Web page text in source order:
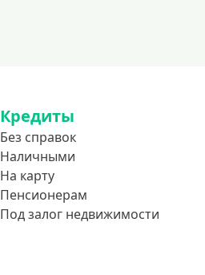
Кредиты
Без справок
Наличными
На карту
Пенсионерам
Под залог недвижимости